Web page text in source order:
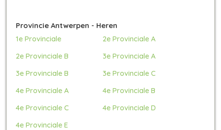
Provincie Antwerpen - Heren
1e Provinciale
2e Provinciale A
2e Provinciale B
3e Provinciale A
3e Provinciale B
3e Provinciale C
4e Provinciale A
4e Provinciale B
4e Provinciale C
4e Provinciale D
4e Provinciale E